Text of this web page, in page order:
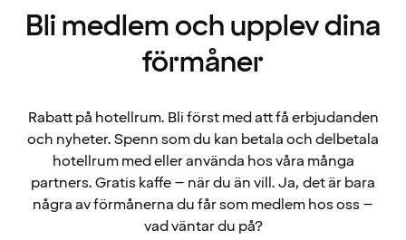
Bli medlem och upplev dina
förmåner
Rabatt på hotellrum. Bli först med att få erbjudanden
och nyheter. Spenn som du kan betala och delbetala
hotellrum med eller använda hos våra många
partners. Gratis kaffe – när du än vill. Ja, det är bara
några av förmånerna du får som medlem hos oss –
vad väntar du på?